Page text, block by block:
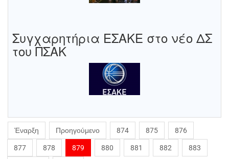
Συγχαρητήρια ΕΣΑΚΕ στο νέο ΔΣ
του ΠΣΑΚ
Έναρξη Προηγούμενο 874 875 876
877 878 879 880 881 882 883